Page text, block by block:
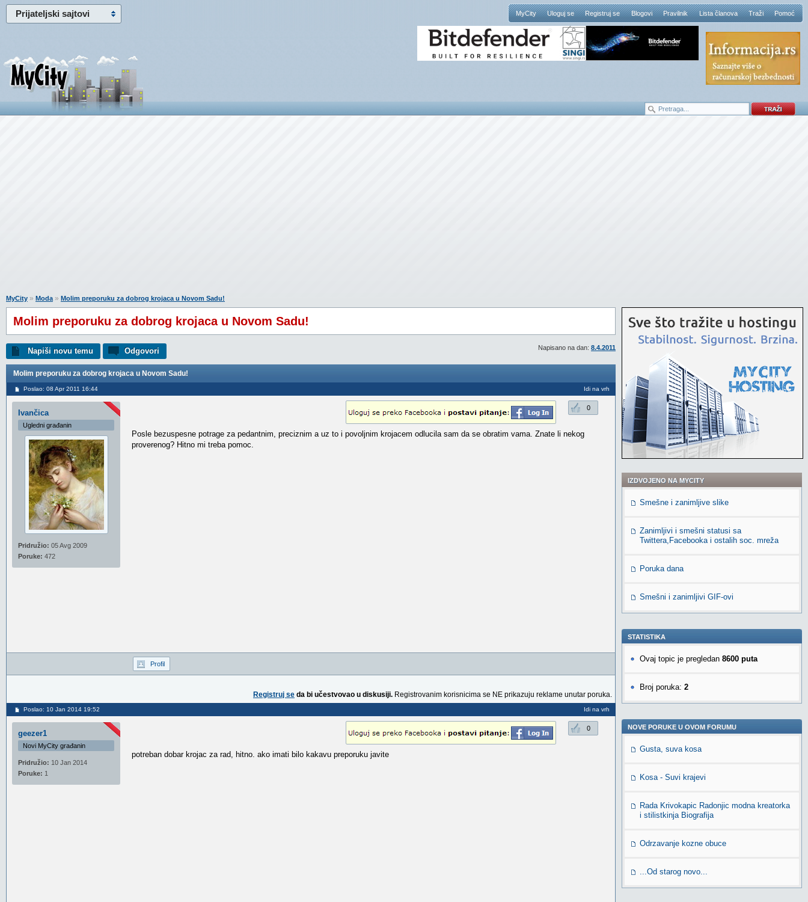
Prijateljski sajtovi MyCity Uloguj se Registruj se Blogovi Pravilnik Lista članova Traži Pomoć
MyCity » Moda» Molim preporuku za dobrog krojaca u Novom Sadu!
Molim preporuku za dobrog krojaca u Novom Sadu!
Napisano na dan: 8.4.2011
Napiši novu temu Odgovori
Molim preporuku za dobrog krojaca u Novom Sadu!
Poslao: 08 Apr 2011 16:44 Idi na vrh
Ivančica
Ugledni građanin
Pridružio: 05 Avg 2009
Poruke: 472
0
Posle bezuspesne potrage za pedantnim, preciznim a uz to i povoljnim krojacem odlucila sam da se obratim vama. Znate li nekog
proverenog? Hitno mi treba pomoc.
Profil
Registruj se da bi učestvovao u diskusiji. Registrovanim korisnicima se NE prikazuju reklame unutar poruka.
Poslao: 10 Jan 2014 19:52 Idi na vrh
geezer1
Novi MyCity građanin
Pridružio: 10 Jan 2014
Poruke: 1
0
potreban dobar krojac za rad, hitno. ako imati bilo kakavu preporuku javite
IZDVOJENO NA MYCITY
Smešne i zanimljive slike
Zanimljivi i smešni statusi sa
Twittera,Facebooka i ostalih soc. mreža
Poruka dana
Smešni i zanimljivi GIF-ovi
STATISTIKA
Ovaj topic je pregledan 8600 puta
Broj poruka: 2
NOVE PORUKE U OVOM FORUMU
Gusta, suva kosa
Kosa - Suvi krajevi
Rada Krivokapic Radonjic modna kreatorka
i stilistkinja Biografija
Odrzavanje kozne obuce
...Od starog novo...